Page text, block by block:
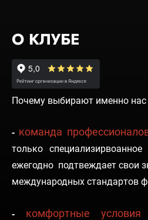
О КЛУБЕ
Почему выбирают именно нас
- команда
только
ежегодно подтвеждает свои
международных стандартов
-
комфортные